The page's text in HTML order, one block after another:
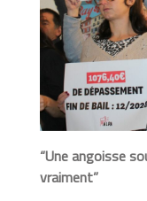
“Une angoisse
vraiment”